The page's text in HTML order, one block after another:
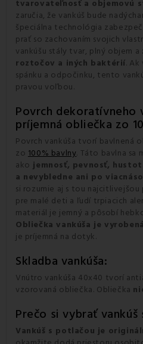
tvarovateľnosť a objemovú
zaručia, že vankúš bude
špeciálna technológia
prať so zachovaním svojich
vankúšu stály tvar, plný objem a
roztočov a iných baktérií.
spánku a odpočinku, tento
pravou voľbou.
Povrch dekoratívneho
príjemná obliečka zo
Povrch vankúša tvorí bavlnená
zo 100% bavlny. Táto bavlna sa
ako jemnosť, pevnosť,
a nevybledne ani po
si rozumie aj s tou
pre malé deti a ľudí trpiacich
materiál je jemný a pôsobí
Obliečka vankúša je
je príjemná na dotyk.
Skladba vankúša:
Vnútro vankúša 40x40 tvorí
vzorovaná obliečka. Obliečka
Prečo si vybrať vankúš
Vankúš s potlačou je